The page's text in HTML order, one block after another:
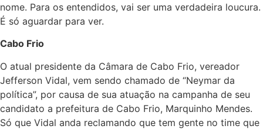
nome. Para os entendidos, vai ser uma verdadeira loucura.
É só aguardar para ver.
Cabo Frio
O atual presidente da Câmara de Cabo Frio, vereador
Jefferson Vidal, vem sendo chamado de “Neymar da
política”, por causa de sua atuação na campanha de seu
candidato a prefeitura de Cabo Frio, Marquinho Mendes.
Só que Vidal anda reclamando que tem gente no time que